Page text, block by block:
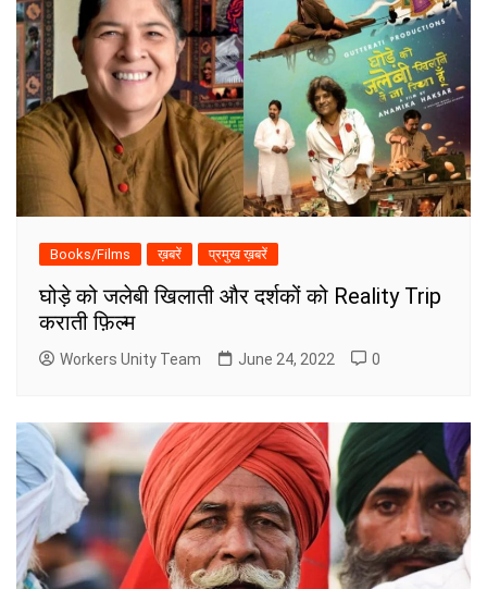
Books/Films ख़बरें प्रमुख ख़बरें
घोड़े को जलेबी खिलाती और दर्शकों को Reality Trip
कराती फ़िल्म
Workers Unity Team June 24, 2022 0